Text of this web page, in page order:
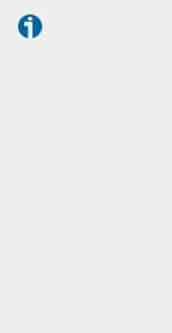
Tiktok